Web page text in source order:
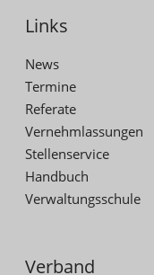
Links
News
Termine
Referate
Vernehmlassungen
Stellenservice
Handbuch
Verwaltungsschule
Verband